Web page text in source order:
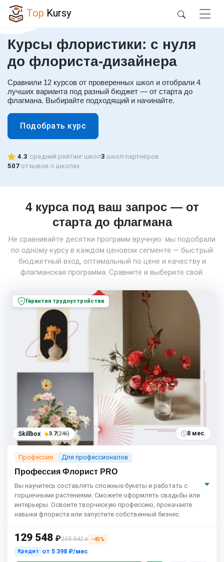
Top Kursy
Курсы флористики: с нуля
до флориста-дизайнера
Сравнили 12 курсов от проверенных школ и отобрали 4
лучших варианта под разный бюджет — от старта до
флагмана. Выбирайте подходящий и начинайте.
Подобрать курс
4.3 средний рейтинг школ3 школ-партнёров
507 отзывов о школах
4 курса под ваш запрос — от
старта до флагмана
Не сравнивайте десятки программ вручную: мы подобрали
по одному курсу в каждом ценовом сегменте — быстрый
бюджетный вход, оптимальный по цене и качеству и
флагманская программа. Сравните и выберите свой.
Гарантия трудоустройства
Skillbox 3.7(246) 8 мес.
Профессия Для профессионалов
Профессия Флорист PRO
Вы научитесь составлять сложные букеты и работать с
горшечными растениями. Сможете оформлять свадьбы или
интерьеры. Освоите творческую профессию, прокачаете
навыки флориста или запустите собственный бизнес.
129 548 ₽235 542₽
−45%
Кредит
от 5 398 ₽/мес